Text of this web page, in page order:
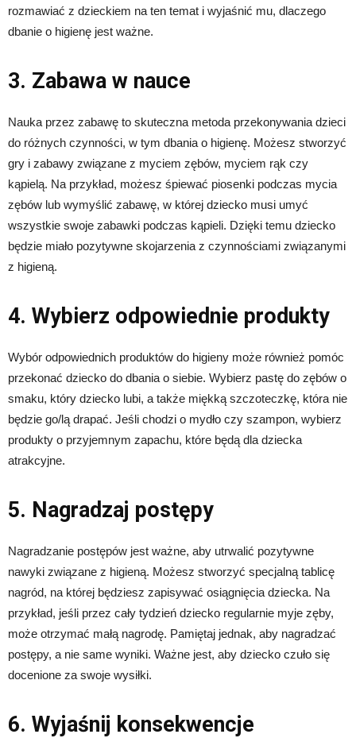
rozmawiać z dzieckiem na ten temat i wyjaśnić mu, dlaczego
dbanie o higienę jest ważne.
3. Zabawa w nauce
Nauka przez zabawę to skuteczna metoda przekonywania dzieci
do różnych czynności, w tym dbania o higienę. Możesz stworzyć
gry i zabawy związane z myciem zębów, myciem rąk czy
kąpielą. Na przykład, możesz śpiewać piosenki podczas mycia
zębów lub wymyślić zabawę, w której dziecko musi umyć
wszystkie swoje zabawki podczas kąpieli. Dzięki temu dziecko
będzie miało pozytywne skojarzenia z czynnościami związanymi
z higieną.
4. Wybierz odpowiednie produkty
Wybór odpowiednich produktów do higieny może również pomóc
przekonać dziecko do dbania o siebie. Wybierz pastę do zębów o
smaku, który dziecko lubi, a także miękką szczoteczkę, która nie
będzie go/lą drapać. Jeśli chodzi o mydło czy szampon, wybierz
produkty o przyjemnym zapachu, które będą dla dziecka
atrakcyjne.
5. Nagradzaj postępy
Nagradzanie postępów jest ważne, aby utrwalić pozytywne
nawyki związane z higieną. Możesz stworzyć specjalną tablicę
nagród, na której będziesz zapisywać osiągnięcia dziecka. Na
przykład, jeśli przez cały tydzień dziecko regularnie myje zęby,
może otrzymać małą nagrodę. Pamiętaj jednak, aby nagradzać
postępy, a nie same wyniki. Ważne jest, aby dziecko czuło się
docenione za swoje wysiłki.
6. Wyjaśnij konsekwencje